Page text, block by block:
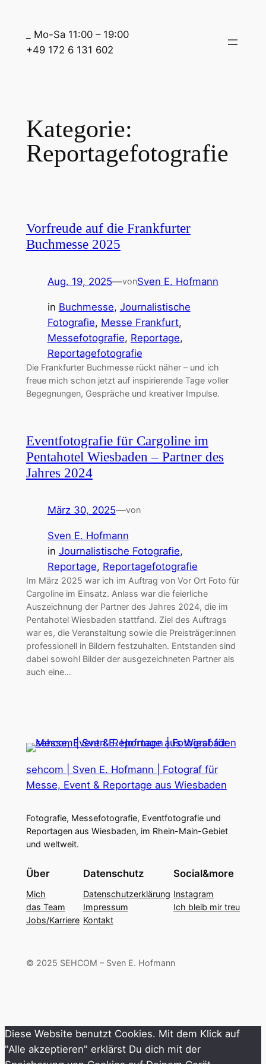
springen
_ Mo-Sa 11:00 – 19:00
+49 172 6 131 602
Kategorie:
Reportagefotografie
Vorfreude auf die Frankfurter
Buchmesse 2025
Aug. 19, 2025—vonSven E. Hofmann
in Buchmesse, Journalistische
Fotografie, Messe Frankfurt
Messefotografie, Reportage
Reportagefotografie
Die Frankfurter Buchmesse rückt näher – und ich
freue mich schon jetzt auf inspirierende Tage voller
Begegnungen, Gespräche und kreativer Impulse.
Eventfotografie für Cargoline im
Pentahotel Wiesbaden – Partner des
Jahres 2024
März 30, 2025—von
Sven E. Hofmann
in Journalistische Fotografie
Reportage, Reportagefotografie
Im März 2025 war ich im Auftrag von Vor Ort Foto für
Cargoline im Einsatz. Anlass war die feierliche
Auszeichnung der Partner des Jahres 2024, die im
Pentahotel Wiesbaden stattfand. Ziel des Auftrags
war es, die Veranstaltung sowie die Preisträger:innen
professionell in Bildern festzuhalten. Entstanden sind
dabei sowohl Bilder der ausgezeichneten Partner als
auch eine…
sehcom | Sven E. Hofmann | Fotograf für
Messe, Event & Reportage aus Wiesbaden
Fotografie, Messefotografie, Eventfotografie und
Reportagen aus Wiesbaden, im Rhein-Main-Gebiet
und weltweit.
Über
Mich
das Team
Jobs/Karriere
Datenschutz
Datenschutzerklärung
Impressum
Kontakt
Social&more
Instagram
Ich bleib mir treu
© 2025 SEHCOM – Sven E. Hofmann
Diese Website benutzt Cookies. Mit dem Klick auf
"Alle akzeptieren" erklärst Du dich mit der